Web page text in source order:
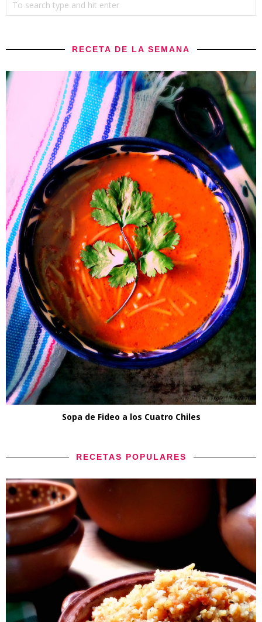
RECETA DE LA SEMANA
Sopa de Fideo a los Cuatro Chiles
RECETAS POPULARES